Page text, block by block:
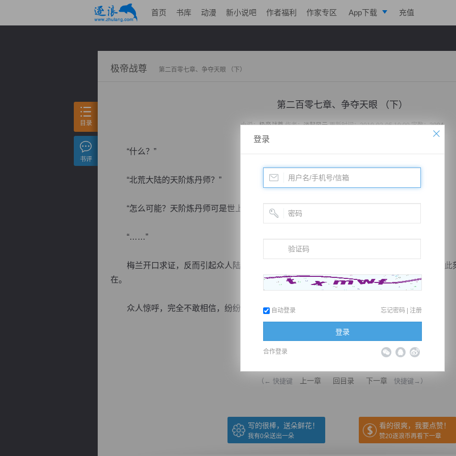
首页 书库 动漫 新小说吧 作者福利 作家专区 App下载 充值
极帝战尊 第二百零七章、争夺天眼 （下）
第二百零七章、争夺天眼 （下）
小说：极帝战尊作者：淡起风云更新时间：2019-03-05 19:00 字数：3004
“什么？”
“北荒大陆的天阶炼丹师？”
“怎么可能？天阶炼丹师可是世上少有，北荒大陆何时出现天阶炼丹师了？”
“……”
梅兰开口求证，反而引起众人陆续震惊，天阶炼丹师向来高贵，倍受各大势力拥戴，然而此
在。
众人惊呼，完全不敢相信，纷纷瞪大双眼看向梅兰...
（← 快捷键 上一章 回目录 下一章 快捷键→）
写的很棒，送朵鲜花！
我有0朵送出一朵
看的很爽，我要点赞！
赞20逐浪币再看下一章
目录
书评
登录
自动登录 忘记密码 | 注册
登录
合作登录